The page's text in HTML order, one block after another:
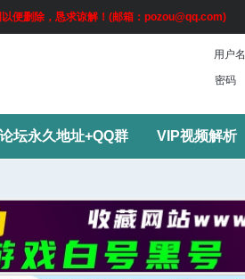
便删除，恳求谅解！(邮箱：pozou@qq.com)
用户名
密码
坛永久地址+QQ群 VIP视频解析